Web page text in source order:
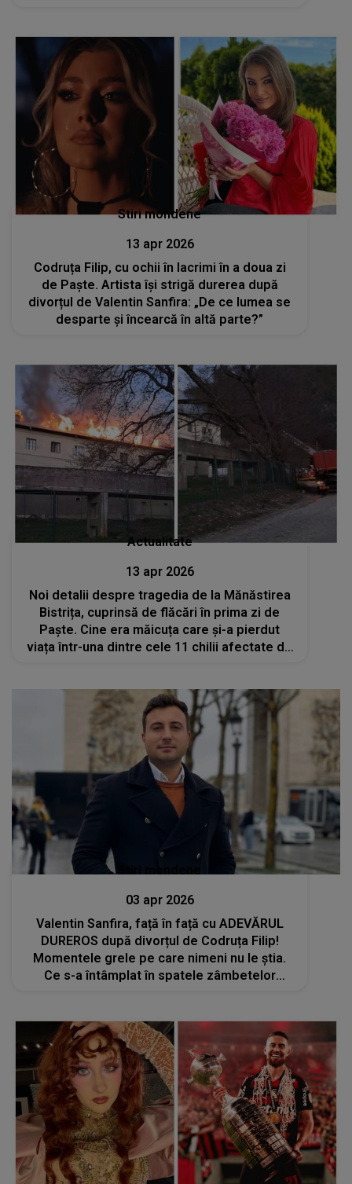
Stiri mondene
13 apr 2026
Codruța Filip, cu ochii în lacrimi în a doua zi
de Paște. Artista își strigă durerea după
divorțul de Valentin Sanfira: „De ce lumea se
desparte și încearcă în altă parte?”
Actualitate
13 apr 2026
Noi detalii despre tragedia de la Mănăstirea
Bistrița, cuprinsă de flăcări în prima zi de
Paște. Cine era măicuța care și-a pierdut
viața într-una dintre cele 11 chilii afectate de
03 apr 2026
Valentin Sanfira, față în față cu ADEVĂRUL
DUREROS după divorțul de Codruța Filip!
Momentele grele pe care nimeni nu le știa.
Ce s-a întâmplat în spatele zâmbetelor